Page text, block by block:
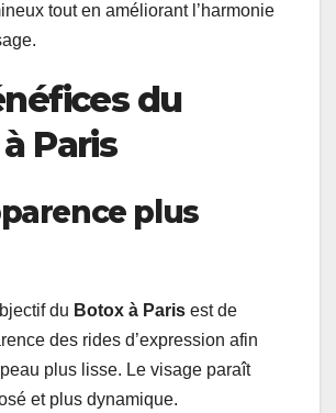
tout en améliorant l’harmonie
du
Paris
plus
du Botox à Paris est de
des rides d’expression afin
plus lisse. Le visage paraît
et plus dynamique.